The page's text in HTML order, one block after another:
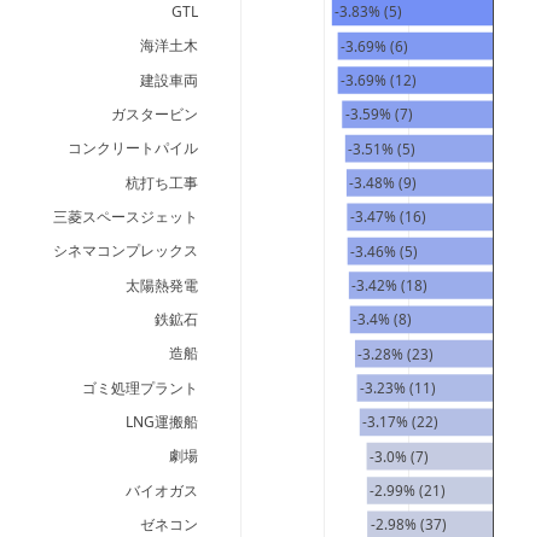
-2.98% (37)
-2.99% (21)
-3.0% (7)
-3.17% (22)
-3.23% (11)
-3.28% (23)
-3.4% (8)
-3.42% (18)
-3.46% (5)
-3.47% (16)
-3.48% (9)
-3.51% (5)
-3.59% (7)
-3.69% (12)
-3.69% (6)
-3.83% (5)
ゼネコン
バイオガス
劇場
LNG運搬船
ゴミ処理プラント
造船
鉄鉱石
太陽熱発電
シネマコンプレックス
三菱スペースジェット
杭打ち工事
コンクリートパイル
ガスタービン
建設車両
海洋土木
GTL